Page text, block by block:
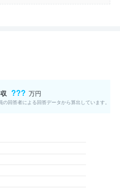
??? 万円
回答者による回答データから算出しています。